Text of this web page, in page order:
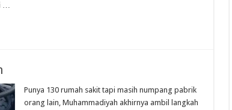
…
Punya 130 rumah sakit tapi masih numpang pabrik
orang lain, Muhammadiyah akhirnya ambil langkah